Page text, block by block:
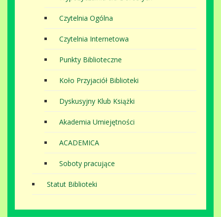
Czytelnia Ogólna
Czytelnia Internetowa
Punkty Biblioteczne
Koło Przyjaciół Biblioteki
Dyskusyjny Klub Książki
Akademia Umiejętności
ACADEMICA
Soboty pracujące
Statut Biblioteki